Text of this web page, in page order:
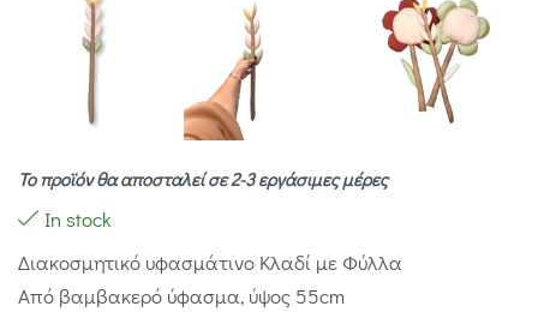
Το προϊόν θα αποσταλεί σε 2-3 εργάσιμες μέρες
In stock
Διακοσμητικό υφασμάτινο Κλαδί με Φύλλα
Από βαμβακερό ύφασμα, ύψος 55cm